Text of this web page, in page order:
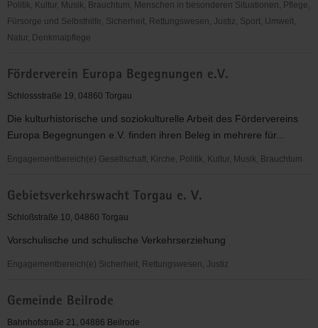
Politik, Kultur, Musik, Brauchtum, Menschen in besonderen Situationen, Pflege,
Fürsorge und Selbsthilfe, Sicherheit, Rettungswesen, Justiz, Sport, Umwelt,
Natur, Denkmalpflege
der
Grundschule
Rodelberg
Torgau
e.
Förderverein Europa Begegnungen e.V.
Schlossstraße 19, 04860 Torgau
Die kulturhistorische und soziokulturelle Arbeit des Fördervereins
Europa Begegnungen e.V. finden ihren Beleg in mehrere für...
Engagementbereich(e) Gesellschaft, Kirche, Politik, Kultur, Musik, Brauchtum
Europa
Begegnungen
Gebietsverkehrswacht Torgau e. V.
Schloßstraße 10, 04860 Torgau
Vorschulische und schulische Verkehrserziehung
Engagementbereich(e) Sicherheit, Rettungswesen, Justiz
Torgau
e.
Gemeinde Beilrode
Bahnhofstraße 21, 04886 Beilrode